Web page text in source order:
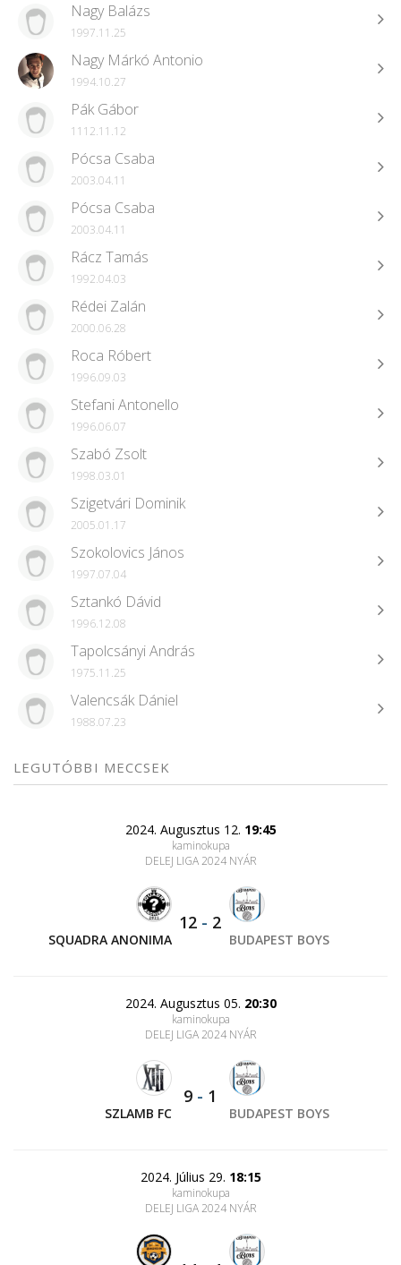
Nagy Balázs
1997.11.25
Nagy Márkó Antonio
1994.10.27
Pák Gábor
1112.11.12
Pócsa Csaba
2003.04.11
Pócsa Csaba
2003.04.11
Rácz Tamás
1992.04.03
Rédei Zalán
2000.06.28
Roca Róbert
1996.09.03
Stefani Antonello
1996.06.07
Szabó Zsolt
1998.03.01
Szigetvári Dominik
2005.01.17
Szokolovics János
1997.07.04
Sztankó Dávid
1996.12.08
Tapolcsányi András
1975.11.25
Valencsák Dániel
1988.07.23
LEGUTÓBBI MECCSEK
2024. Augusztus 12. 19:45
kaminokupa
DELEJ LIGA 2024 NYÁR
SQUADRA ANONIMA
12 - 2
BUDAPEST BOYS
2024. Augusztus 05. 20:30
kaminokupa
DELEJ LIGA 2024 NYÁR
SZLAMB FC
9 - 1
BUDAPEST BOYS
2024. Július 29. 18:15
kaminokupa
DELEJ LIGA 2024 NYÁR